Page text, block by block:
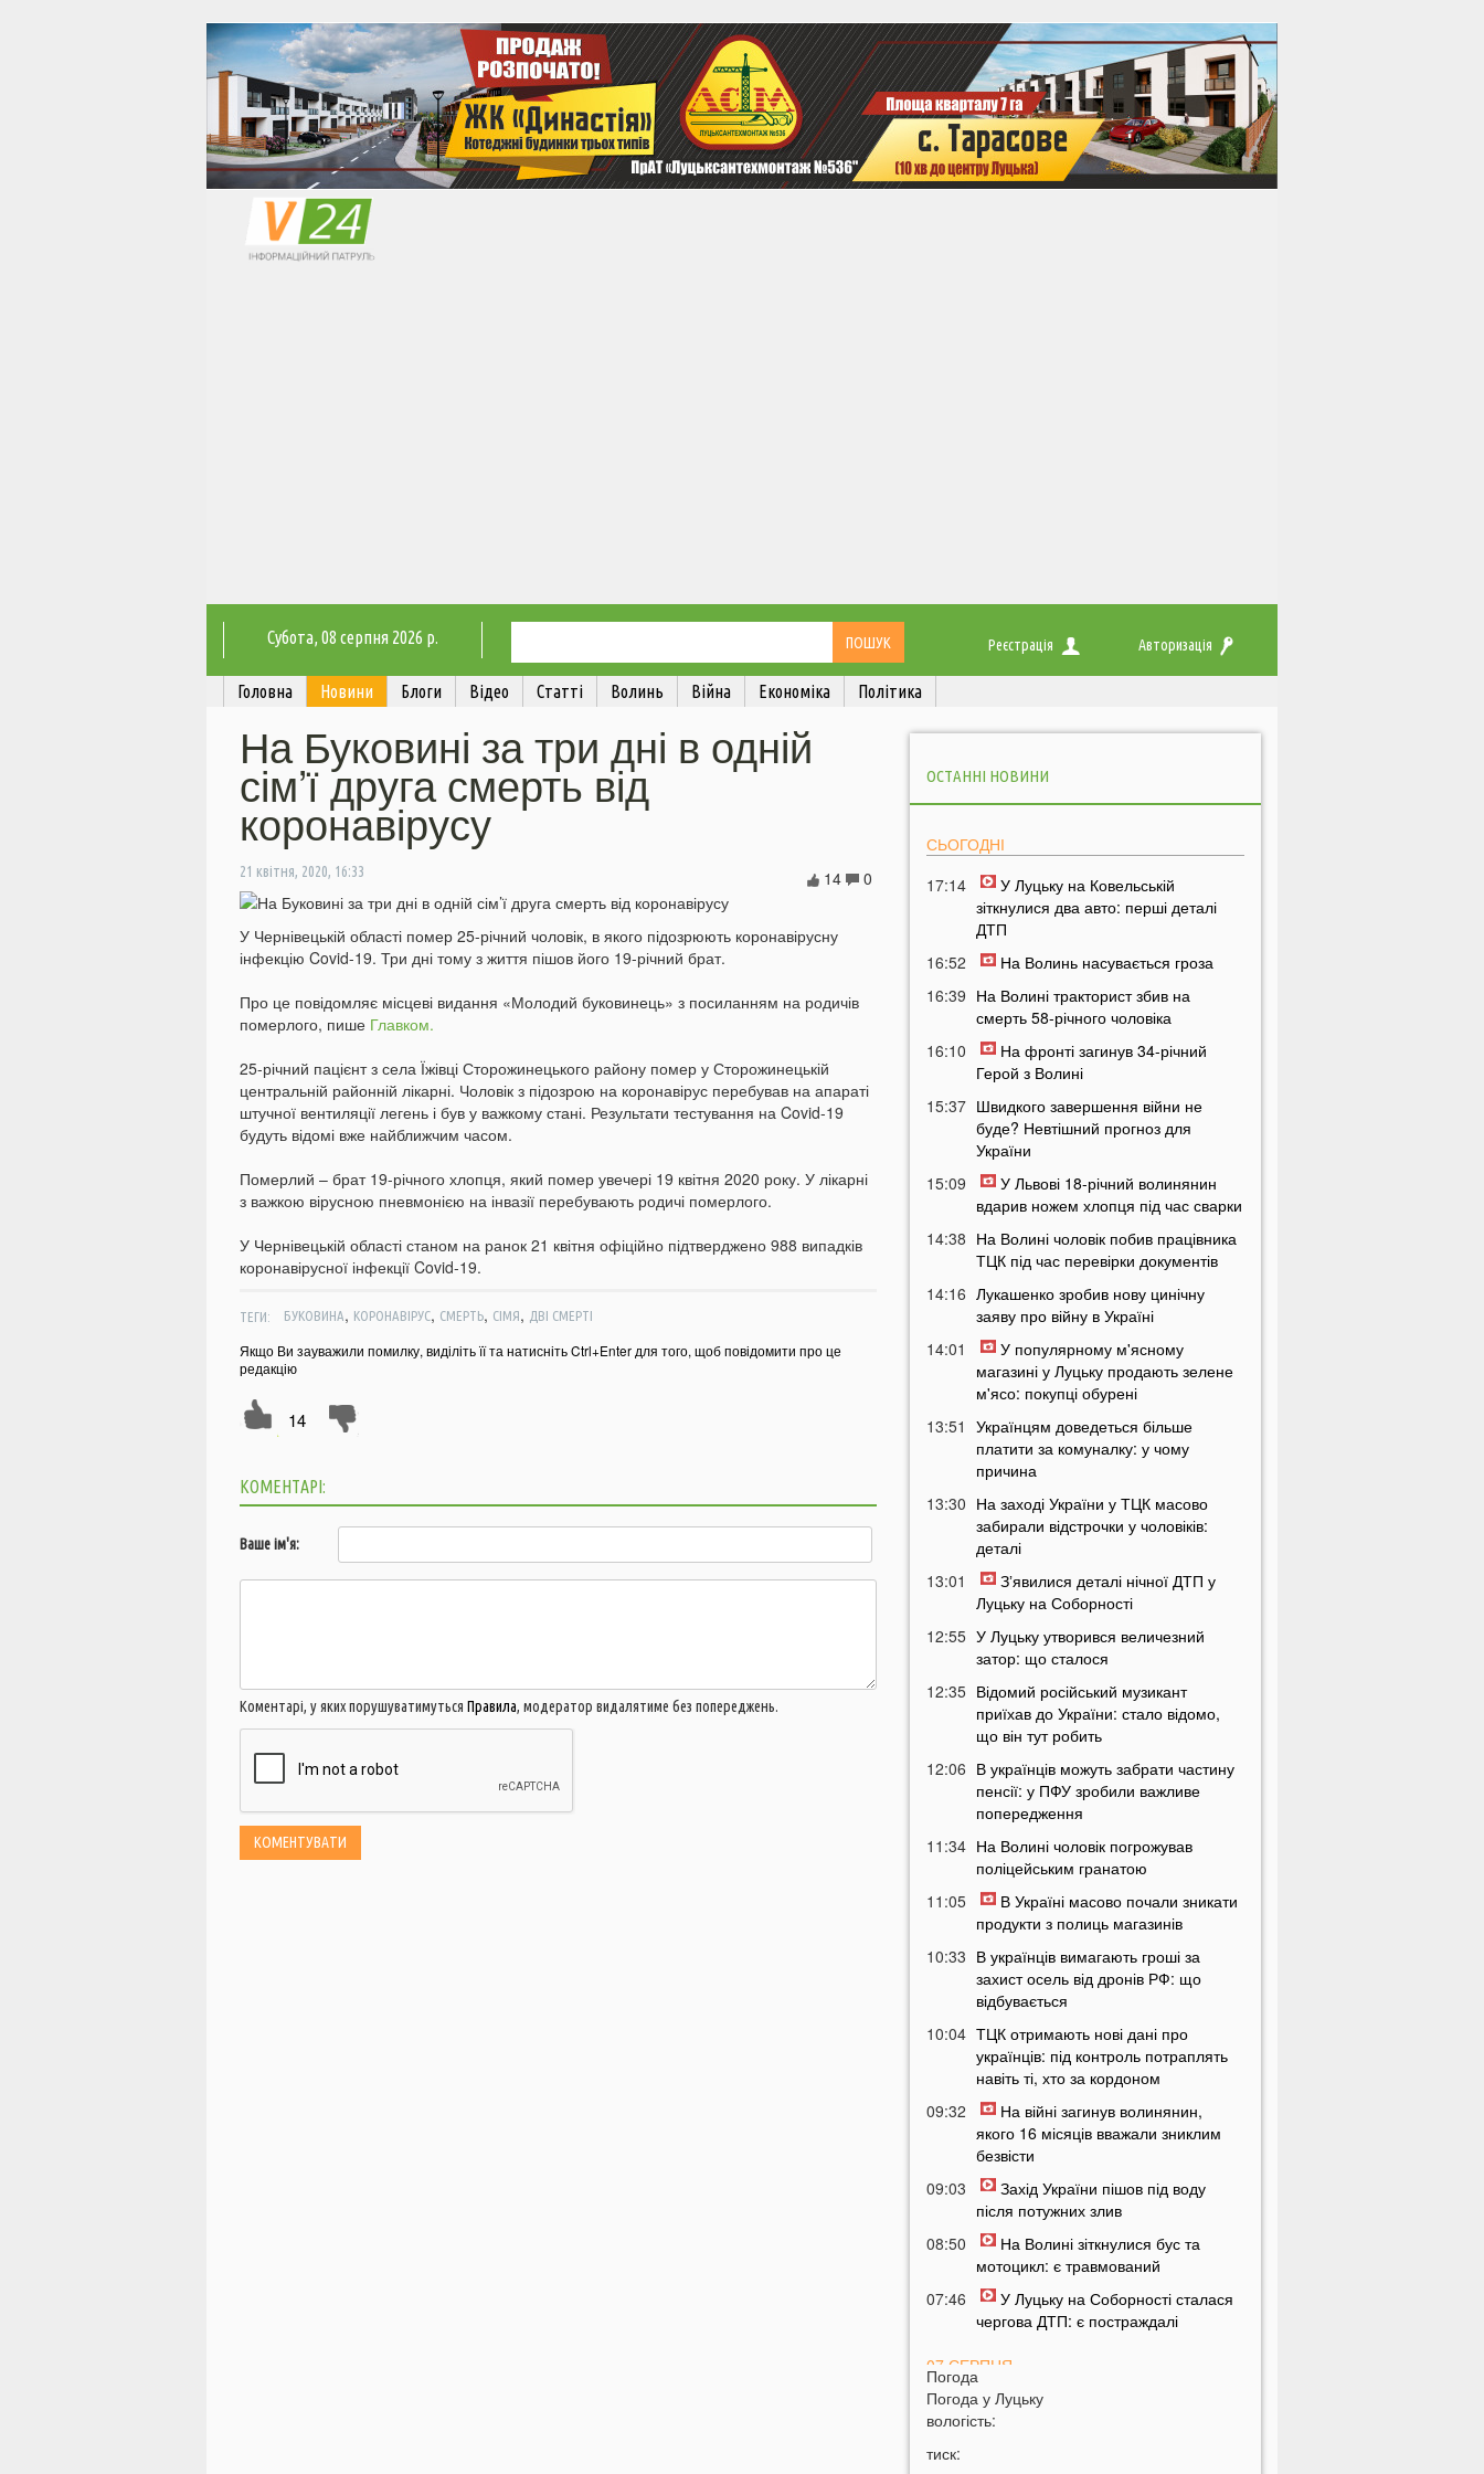
Субота, 08 серпня 2026 р. Реєстрація Авторизація
Головна Новини Блоги Відео Статті Волинь Війна Економіка Політика
На Буковині за три дні в одній
сім’ї друга смерть від
коронавірусу
21 квітня, 2020, 16:33 0
14
У Чернівецькій області помер 25-річний чоловік, в якого підозрюють коронавірусну
інфекцію Covid-19. Три дні тому з життя пішов його 19-річний брат.
Про це повідомляє місцеві видання «Молодий буковинець» з посиланням на родичів
померлого, пише Главком.
25-річний пацієнт з села Їжівці Сторожинецького району помер у Сторожинецькій
центральній районній лікарні. Чоловік з підозрою на коронавірус перебував на апараті
штучної вентиляції легень і був у важкому стані. Результати тестування на Covid-19
будуть відомі вже найближчим часом.
Померлий – брат 19-річного хлопця, який помер увечері 19 квітня 2020 року. У лікарні
з важкою вірусною пневмонією на інвазії перебувають родичі померлого.
У Чернівецькій області станом на ранок 21 квітня офіційно підтверджено 988 випадків
коронавірусної інфекції Covid-19.
ТЕГИ: БУКОВИНА, КОРОНАВІРУС, СМЕРТЬ, СІМЯ, ДВІ СМЕРТІ
Якщо Ви зауважили помилку, виділіть її та натисніть Ctrl+Enter для того, щоб повідомити про це
редакцію
14
КОМЕНТАРІ:
Ваше ім'я:
Коментарі, у яких порушуватимуться Правила, модератор видалятиме без попереджень.
ОСТАННІ НОВИНИ
СЬОГОДНІ
17:14
У Луцьку на Ковельській
зіткнулися два авто: перші деталі
ДТП
16:52
На Волинь насувається гроза
16:39 На Волині тракторист збив на
смерть 58-річного чоловіка
16:10
На фронті загинув 34-річний
Герой з Волині
15:37 Швидкого завершення війни не
буде? Невтішний прогноз для
України
15:09
У Львові 18-річний волинянин
вдарив ножем хлопця під час сварки
14:38 На Волині чоловік побив працівника
ТЦК під час перевірки документів
14:16 Лукашенко зробив нову цинічну
заяву про війну в Україні
14:01
У популярному м'ясному
магазині у Луцьку продають зелене
м'ясо: покупці обурені
13:51
Українцям доведеться більше
платити за комуналку: у чому
причина
13:30 На заході України у ТЦК масово
забирали відстрочки у чоловіків:
деталі
13:01
Зʼявилися деталі нічної ДТП у
Луцьку на Соборності
12:55 У Луцьку утворився величезний
затор: що сталося
12:35 Відомий російський музикант
приїхав до України: стало відомо,
що він тут робить
12:06 В українців можуть забрати частину
пенсії: у ПФУ зробили важливе
попередження
11:34 На Волині чоловік погрожував
поліцейським гранатою
11:05
В Україні масово почали зникати
продукти з полиць магазинів
10:33 В українців вимагають гроші за
захист осель від дронів РФ: що
відбувається
10:04 ТЦК отримають нові дані про
українців: під контроль потраплять
навіть ті, хто за кордоном
09:32
На війні загинув волинянин,
якого 16 місяців вважали зниклим
безвісти
09:03
Захід України пішов під воду
після потужних злив
08:50
На Волині зіткнулися бус та
мотоцикл: є травмований
07:46
У Луцьку на Соборності сталася
чергова ДТП: є постраждалі
07 СЕРПНЯ
20:31 Від цих напоїв ви будете спати як
немовля
20:17
Погода
Погода у Луцьку
вологість:
тиск: